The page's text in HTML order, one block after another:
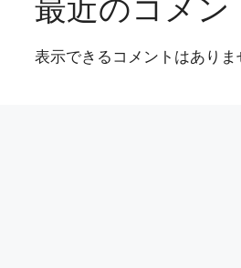
最近のコメン
表示できるコメントはありま